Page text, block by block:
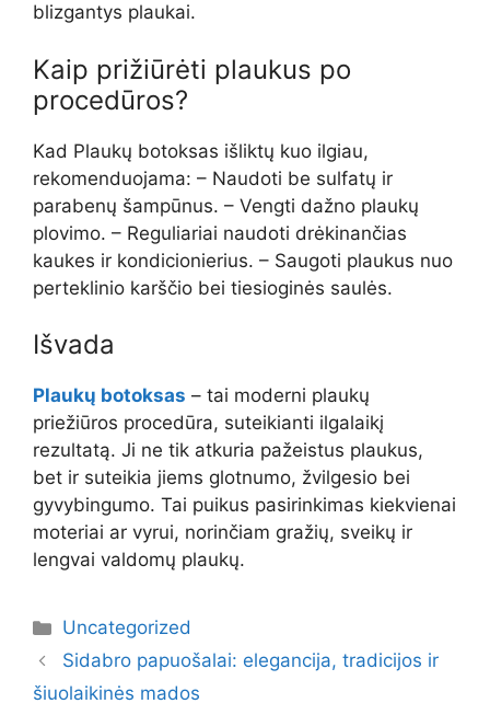
blizgantys plaukai.
Kaip prižiūrėti plaukus po
procedūros?
Kad Plaukų botoksas išliktų kuo ilgiau,
rekomenduojama: – Naudoti be sulfatų ir
parabenų šampūnus. – Vengti dažno plaukų
plovimo. – Reguliariai naudoti drėkinančias
kaukes ir kondicionierius. – Saugoti plaukus nuo
perteklinio karščio bei tiesioginės saulės.
Išvada
Plaukų botoksas – tai moderni plaukų
priežiūros procedūra, suteikianti ilgalaikį
rezultatą. Ji ne tik atkuria pažeistus plaukus,
bet ir suteikia jiems glotnumo, žvilgesio bei
gyvybingumo. Tai puikus pasirinkimas kiekvienai
moteriai ar vyrui, norinčiam gražių, sveikų ir
lengvai valdomų plaukų.
Kategorijos
Uncategorized
Sidabro papuošalai: elegancija, tradicijos ir
šiuolaikinės mados